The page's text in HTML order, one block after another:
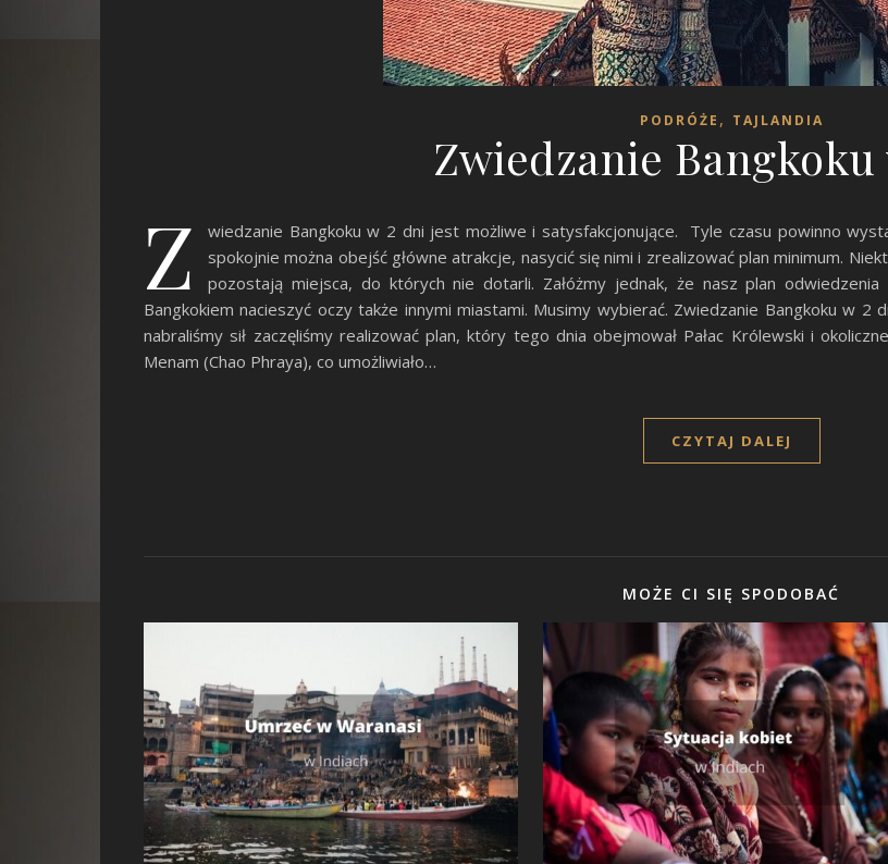
PODRÓŻE , TAJLANDIA
Zwiedzanie Bangkoku
Z
wiedzanie Bangkoku w 2 dni jest możliwe i satysfakcjonujące. Tyle czasu powinno
spokojnie można obejść główne atrakcje, nasycić się nimi i zrealizować plan minimum.
pozostają miejsca, do których nie dotarli. Załóżmy jednak, że nasz plan
Bangkokiem nacieszyć oczy także innymi miastami. Musimy wybierać. Zwiedzanie Bangkoku w
nabraliśmy sił zaczęliśmy realizować plan, który tego dnia obejmował Pałac Królewski i
Menam (Chao Phraya), co umożliwiało…
CZYTAJ DALEJ
MOŻE CI SIĘ SPODOBAĆ